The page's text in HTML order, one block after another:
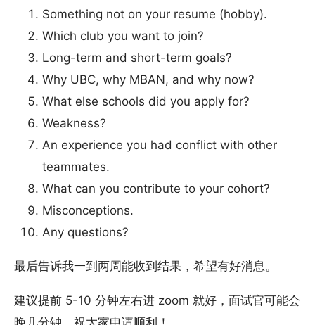
Something not on your resume (hobby).
Which club you want to join?
Long-term and short-term goals?
Why UBC, why MBAN, and why now?
What else schools did you apply for?
Weakness?
An experience you had conflict with other
teammates.
What can you contribute to your cohort?
Misconceptions.
Any questions?
最后告诉我一到两周能收到结果，希望有好消息。
建议提前 5-10 分钟左右进 zoom 就好，面试官可能会